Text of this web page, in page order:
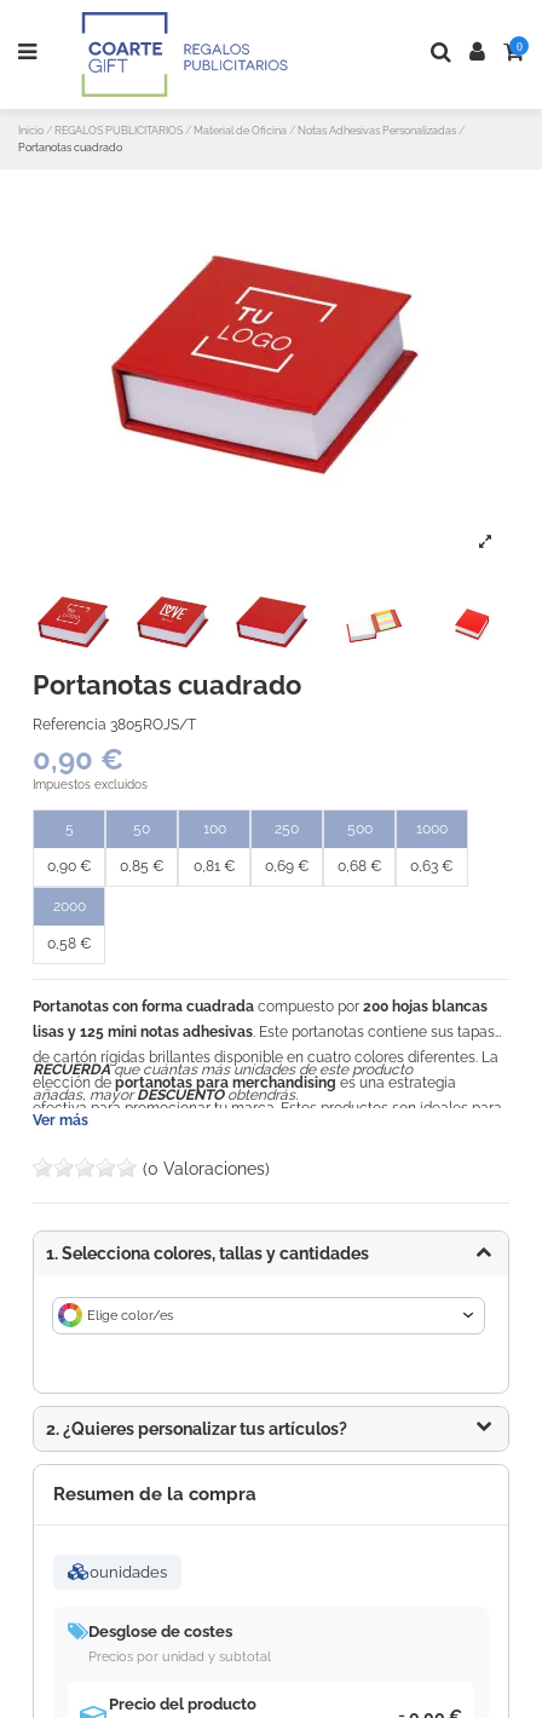
0
Inicio REGALOS PUBLICITARIOS Material de Oficina
Notas Adhesivas Personalizadas
Portanotas cuadrado
Portanotas cuadrado
Referencia 3805ROJS/T
0,90 €
Impuestos excluidos
5
0,90 €
50
0,85 €
100
0,81 €
250
0,69 €
500
0,68 €
1000
0,63 €
2000
0,58 €
Portanotas con forma cuadrada compuesto por 200 hojas blancas
lisas y 125 mini notas adhesivas. Este portanotas contiene sus tapas
de cartón rígidas brillantes disponible en cuatro colores diferentes. La
elección de portanotas para merchandising es una estrategia
efectiva para promocionar tu marca. Estos productos son ideales para
promocionales. Con tu logotipo impreso en los portanotas, cada vez
RECUERDAque cuántas más unidades de este producto
añadas, mayorDESCUENTOobtendrás.
Ver más
(0 Valoraciones)
1. Selecciona colores, tallas y cantidades
Elige color/es
2. ¿Quieres personalizar tus artículos?
Resumen de la compra
0unidades
Desglose de costes
Precios por unidad y subtotal
Precio del producto